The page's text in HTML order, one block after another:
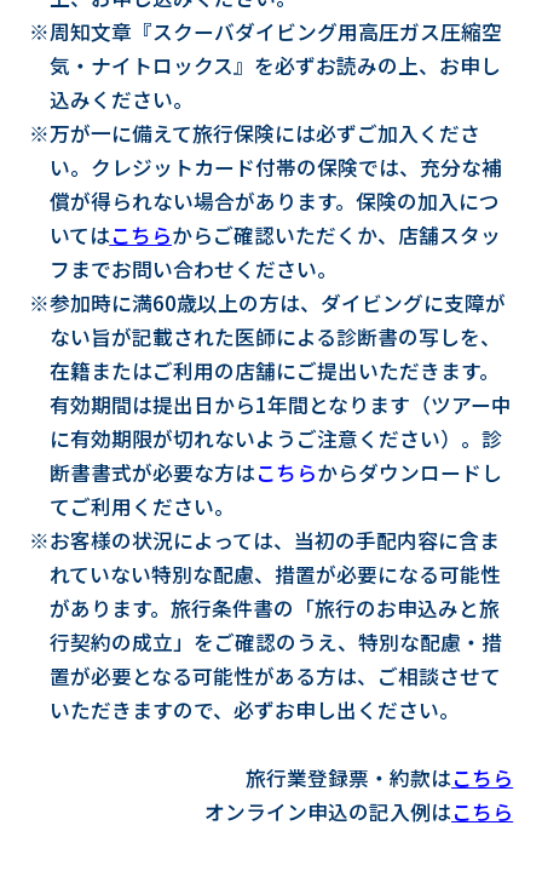
※周知文章『スクーバダイビング用高圧ガス圧縮空
気・ナイトロックス』を必ずお読みの上、お申し
込みください。
※万が一に備えて旅行保険には必ずご加入くださ
い。クレジットカード付帯の保険では、充分な補
償が得られない場合があります。保険の加入につ
いてはこちらからご確認いただくか、店舗スタッ
フまでお問い合わせください。
※参加時に満60歳以上の方は、ダイビングに支障が
ない旨が記載された医師による診断書の写しを、
在籍またはご利用の店舗にご提出いただきます。
有効期間は提出日から1年間となります（ツアー中
に有効期限が切れないようご注意ください）。診
断書書式が必要な方はこちらからダウンロードし
てご利用ください。
※お客様の状況によっては、当初の手配内容に含ま
れていない特別な配慮、措置が必要になる可能性
があります。旅行条件書の「旅行のお申込みと旅
行契約の成立」をご確認のうえ、特別な配慮・措
置が必要となる可能性がある方は、ご相談させて
いただきますので、必ずお申し出ください。
旅行業登録票・約款はこちら
オンライン申込の記入例はこちら